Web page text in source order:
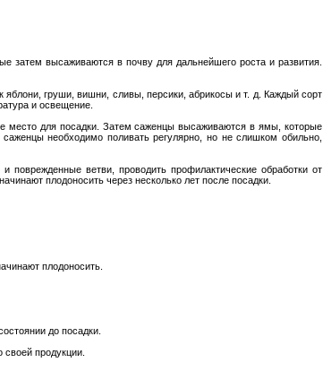
высаживаются в почву для дальнейшего роста и развития.
груши, вишни, сливы, персики, абрикосы и т. д. Каждый сорт
и освещение.
место для посадки. Затем саженцы высаживаются в ямы, которые
необходимо поливать регулярно, но не слишком обильно,
поврежденные ветви, проводить профилактические обработки от
плодоносить через несколько лет после посадки.
плодоносить.
до посадки.
продукции.